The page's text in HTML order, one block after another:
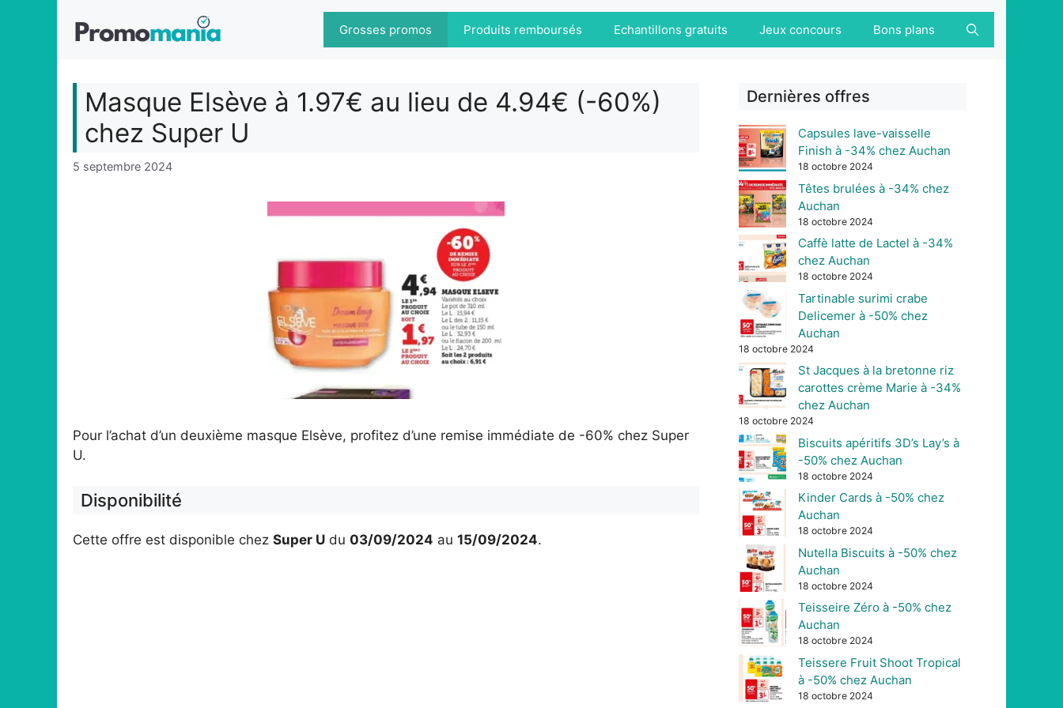
Grosses promos Produits remboursés Echantillons gratuits Jeux concours Bons plans
Masque Elsève à 1.97€ au lieu de 4.94€ (-60%)
chez Super U
5 septembre 2024
Pour l’achat d’un deuxième masque Elsève, profitez d’une remise immédiate de -60% chez Super
U.
Disponibilité
Cette offre est disponible chez Super U du 03/09/2024 au 15/09/2024.
Dernières offres
Capsules lave-vaisselle
Finish à -34% chez Auchan
18 octobre 2024
Têtes brulées à -34% chez
Auchan
18 octobre 2024
Caffè latte de Lactel à -34%
chez Auchan
18 octobre 2024
Tartinable surimi crabe
Delicemer à -50% chez
Auchan
18 octobre 2024
St Jacques à la bretonne riz
carottes crème Marie à -34%
chez Auchan
18 octobre 2024
Biscuits apéritifs 3D’s Lay’s à
-50% chez Auchan
18 octobre 2024
Kinder Cards à -50% chez
Auchan
18 octobre 2024
Nutella Biscuits à -50% chez
Auchan
18 octobre 2024
Teisseire Zéro à -50% chez
Auchan
18 octobre 2024
Teissere Fruit Shoot Tropical
à -50% chez Auchan
18 octobre 2024